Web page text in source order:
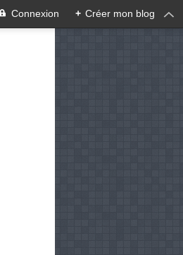
Connexion + Créer mon blog